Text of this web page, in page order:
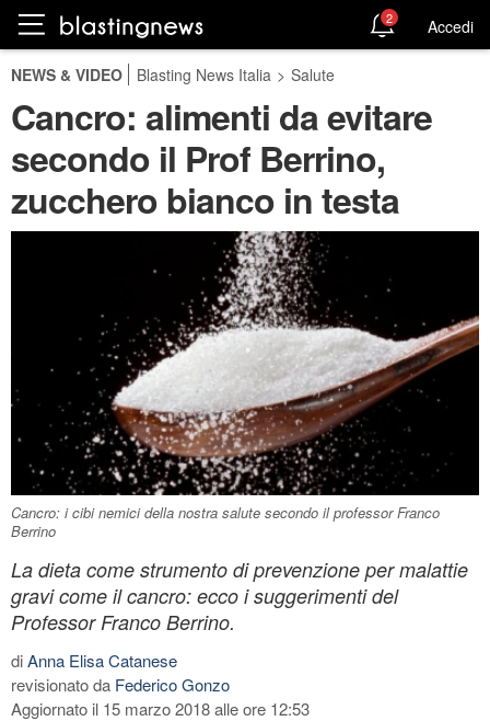
2 Accedi
NEWS & VIDEO Blasting News Italia > Salute
Cancro: alimenti da evitare
secondo il Prof Berrino,
zucchero bianco in testa
Cancro: i cibi nemici della nostra salute secondo il professor Franco
Berrino
La dieta come strumento di prevenzione per malattie
gravi come il cancro: ecco i suggerimenti del
Professor Franco Berrino.
diAnna Elisa Catanese
revisionato da Federico Gonzo
Aggiornato il 15 marzo 2018 alle ore 12:53